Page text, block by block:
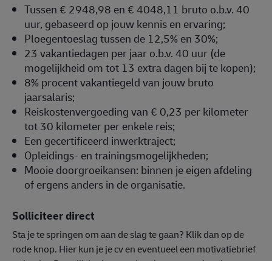
Tussen € 2948,98 en € 4048,11 bruto o.b.v. 40
uur, gebaseerd op jouw kennis en ervaring;
Ploegentoeslag tussen de 12,5% en 30%;
23 vakantiedagen per jaar o.b.v. 40 uur (de
mogelijkheid om tot 13 extra dagen bij te kopen);
8% procent vakantiegeld van jouw bruto
jaarsalaris;
Reiskostenvergoeding van € 0,23 per kilometer
tot 30 kilometer per enkele reis;
Een gecertificeerd inwerktraject;
Opleidings- en trainingsmogelijkheden;
Mooie doorgroeikansen: binnen je eigen afdeling
of ergens anders in de organisatie.
Solliciteer direct
Sta je te springen om aan de slag te gaan? Klik dan op de
rode knop. Hier kun je je cv en eventueel een motivatiebrief